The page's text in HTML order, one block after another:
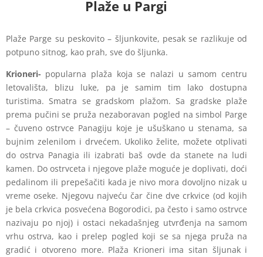
Plaže u Pargi
Plaže Parge su peskovito – šljunkovite, pesak se razlikuje od
potpuno sitnog, kao prah, sve do šljunka.
Krioneri- popularna plaža koja se nalazi u samom centru
letovališta, blizu luke, pa je samim tim lako dostupna
turistima. Smatra se gradskom plažom. Sa gradske plaže
prema pučini se pruža nezaboravan pogled na simbol Parge
– čuveno ostrvce Panagiju koje je ušuškano u stenama, sa
bujnim zelenilom i drvećem. Ukoliko želite, možete otplivati
do ostrva Panagia ili izabrati baš ovde da stanete na ludi
kamen. Do ostrvceta i njegove plaže moguće je doplivati, doći
pedalinom ili prepešačiti kada je nivo mora dovoljno nizak u
vreme oseke. Njegovu najveću čar čine dve crkvice (od kojih
je bela crkvica posvećena Bogorodici, pa često i samo ostrvce
nazivaju po njoj) i ostaci nekadašnjeg utvrđenja na samom
vrhu ostrva, kao i prelep pogled koji se sa njega pruža na
gradić i otvoreno more. Plaža Krioneri ima sitan šljunak i